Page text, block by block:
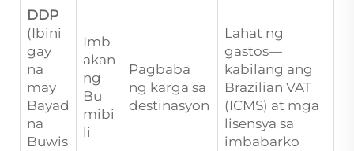
DDP
(Ibini
gay
na
may
Bayad
na
Buwis
Imb
akan
ng
Bu
mibi
li
Pagbaba
ng karga sa
destinasyon
Lahat ng
gastos—
kabilang ang
Brazilian VAT
(ICMS) at mga
lisensya sa
imbabarko